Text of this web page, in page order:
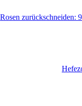
Rosen zurückschneiden: